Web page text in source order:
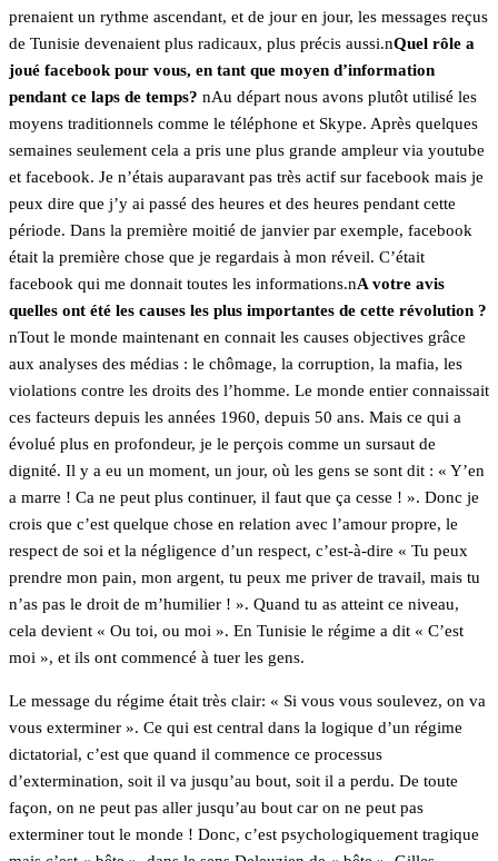
prenaient un rythme ascendant, et de jour en jour, les messages reçus
de Tunisie devenaient plus radicaux, plus précis aussi.nQuel rôle a
joué facebook pour vous, en tant que moyen d’information
pendant ce laps de temps? nAu départ nous avons plutôt utilisé les
moyens traditionnels comme le téléphone et Skype. Après quelques
semaines seulement cela a pris une plus grande ampleur via youtube
et facebook. Je n’étais auparavant pas très actif sur facebook mais je
peux dire que j’y ai passé des heures et des heures pendant cette
période. Dans la première moitié de janvier par exemple, facebook
était la première chose que je regardais à mon réveil. C’était
facebook qui me donnait toutes les informations.nA votre avis
quelles ont été les causes les plus importantes de cette révolution ?
nTout le monde maintenant en connait les causes objectives grâce
aux analyses des médias : le chômage, la corruption, la mafia, les
violations contre les droits des l’homme. Le monde entier connaissait
ces facteurs depuis les années 1960, depuis 50 ans. Mais ce qui a
évolué plus en profondeur, je le perçois comme un sursaut de
dignité. Il y a eu un moment, un jour, où les gens se sont dit : « Y’en
a marre ! Ca ne peut plus continuer, il faut que ça cesse ! ». Donc je
crois que c’est quelque chose en relation avec l’amour propre, le
respect de soi et la négligence d’un respect, c’est-à-dire « Tu peux
prendre mon pain, mon argent, tu peux me priver de travail, mais tu
n’as pas le droit de m’humilier ! ». Quand tu as atteint ce niveau,
cela devient « Ou toi, ou moi ». En Tunisie le régime a dit « C’est
moi », et ils ont commencé à tuer les gens.
Le message du régime était très clair: « Si vous vous soulevez, on va
vous exterminer ». Ce qui est central dans la logique d’un régime
dictatorial, c’est que quand il commence ce processus
d’extermination, soit il va jusqu’au bout, soit il a perdu. De toute
façon, on ne peut pas aller jusqu’au bout car on ne peut pas
exterminer tout le monde ! Donc, c’est psychologiquement tragique